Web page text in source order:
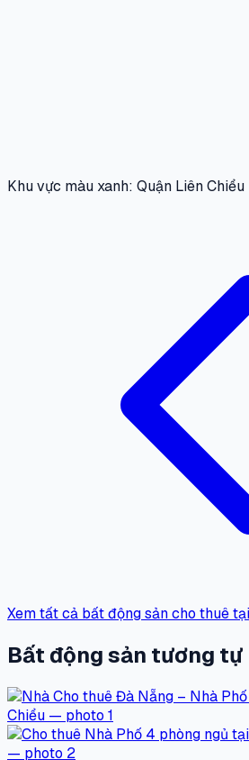
Khu vực màu xanh: Quận Liên Chiểu
Xem tất cả bất động sản cho thuê
Bất động sản tương tự